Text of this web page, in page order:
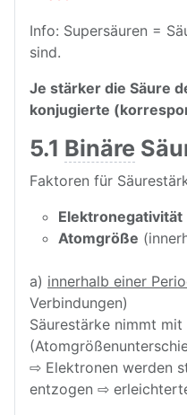
Info: Supersäuren =
sind.
Je stärker die Säure
konjugierte
5.1 Binäre
Faktoren für
Elektronegativität
Atomgröße
a) innerhalb einer
Verbindungen)
Säurestärke nimmt mit
⇨ Elektronen werden
entzogen ⇨